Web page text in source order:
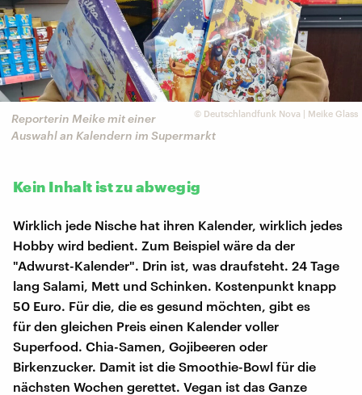
© Deutschlandfunk Nova | Meike Glass
Reporterin Meike mit einer
Auswahl an Kalendern im Supermarkt
Kein Inhalt ist zu abwegig
Wirklich jede Nische hat ihren Kalender, wirklich jedes
Hobby wird bedient. Zum Beispiel wäre da der
"Adwurst-Kalender". Drin ist, was draufsteht. 24 Tage
lang Salami, Mett und Schinken. Kostenpunkt knapp
50 Euro. Für die, die es gesund möchten, gibt es
für den gleichen Preis einen Kalender voller
Superfood. Chia-Samen, Gojibeeren oder
Birkenzucker. Damit ist die Smoothie-Bowl für die
nächsten Wochen gerettet. Vegan ist das Ganze